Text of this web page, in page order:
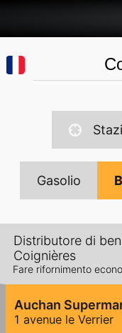
Gasolio
Distributore di
Coignières
Fare rifornimento
Auchan
1 avenue le Verrier